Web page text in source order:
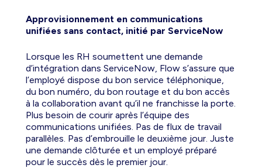
Approvisionnement en communications
unifiées sans contact, initié par ServiceNow
Lorsque les RH soumettent une demande
d’intégration dans ServiceNow, Flow s’assure que
l’employé dispose du bon service téléphonique,
du bon numéro, du bon routage et du bon accès
à la collaboration avant qu’il ne franchisse la porte.
Plus besoin de courir après l’équipe des
communications unifiées. Pas de flux de travail
parallèles. Pas d’embrouille le deuxième jour. Juste
une demande clôturée et un employé préparé
pour le succès dès le premier jour.